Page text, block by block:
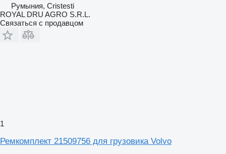
Румыния, Cristesti
ROYAL DRU AGRO S.R.L.
Связаться с продавцом
1
Ремкомплект 21509756 для грузовика Volvo